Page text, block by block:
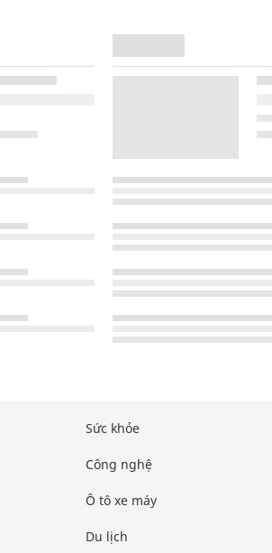
Sức khỏe
Công nghệ
Ô tô xe máy
Du lịch